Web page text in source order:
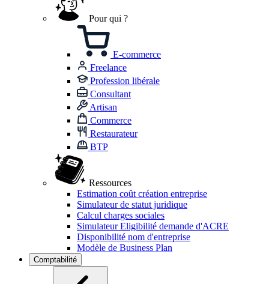
Pour qui ?
E-commerce
Freelance
Profession libérale
Consultant
Artisan
Commerce
Restaurateur
BTP
Ressources
Estimation coût création entreprise
Simulateur de statut juridique
Calcul charges sociales
Simulateur Eligibilité demande d'ACRE
Disponibilité nom d'entreprise
Modèle de Business Plan
Comptabilité